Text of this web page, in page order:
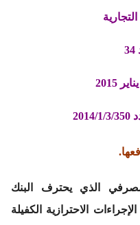
الذي يحترف البنك
الاحترازية الكفيلة